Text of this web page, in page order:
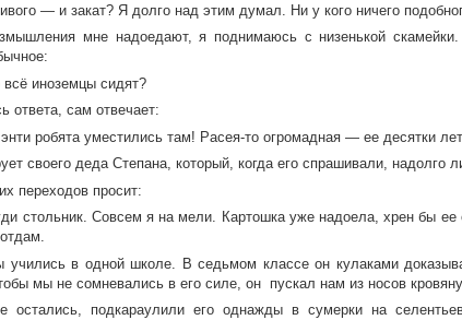
— и закат? Я долго над этим думал. Ни у кого ничего
мне надоедают, я поднимаюсь с низенькой
иноземцы сидят?
ответа, сам отвечает:
робята уместились там! Расея-то огромадная — ее десятки
своего деда Степана, который, когда его спрашивали, надолго
переходов просит:
стольник. Совсем я на мели. Картошка уже надоела, хрен бы
в одной школе. В седьмом классе он кулаками
мы не сомневались в его силе, он пускал нам из носов
подкараулили его однажды в сумерки на